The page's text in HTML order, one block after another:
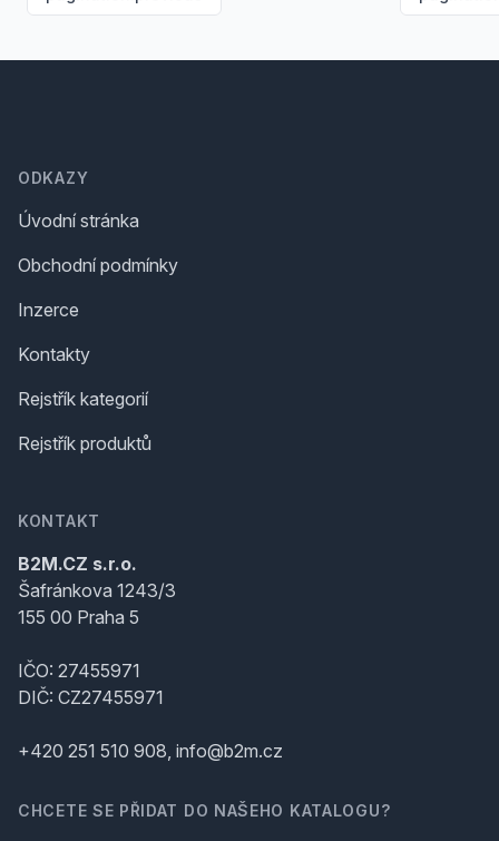
ODKAZY
Úvodní stránka
Obchodní podmínky
Inzerce
Kontakty
Rejstřík kategorií
Rejstřík produktů
KONTAKT
B2M.CZ s.r.o.
Šafránkova 1243/3
155 00 Praha 5
IČO: 27455971
DIČ: CZ27455971
+420 251 510 908, info@b2m.cz
CHCETE SE PŘIDAT DO NAŠEHO KATALOGU?